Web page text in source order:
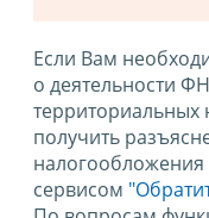
Если Вам
о деятельности
территориальных
получить
налогообложения
сервисом